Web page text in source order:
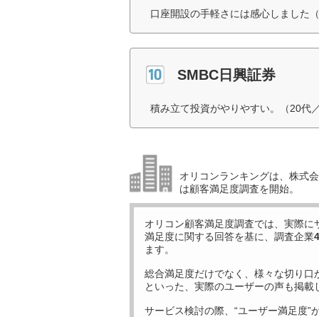
口座開設の手軽さには感心しました
SMBC日興証券
積み立て投資がやりやすい。（20代
オリコンランキングは、株式
は顧客満足度調査を開始。
オリコン顧客満足度調査では、実際に
満足度に関する回答を基に、調査企業
ます。
総合満足度だけでなく、様々な切り口
といった、実際のユーザーの声も掲載
サービス検討の際、“ユーザー満足度”